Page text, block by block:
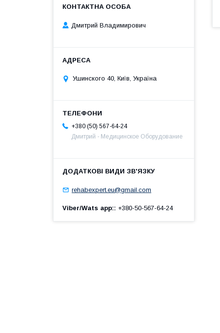
Дмитрий Владимирович
Ушинского 40, Київ, Україна
+380 (50) 567-64-24
Дмитрий - Медицинское Оборудование
rehabexpert.eu@gmail.com
Viber/Wats app: +380-50-567-64-24